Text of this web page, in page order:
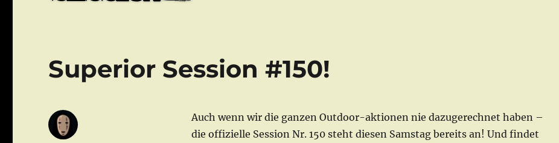
Superior Session #150!
Auch wenn wir die ganzen Outdoor-aktionen nie dazugerechnet haben –
die offizielle Session Nr. 150 steht diesen Samstag bereits an! Und findet